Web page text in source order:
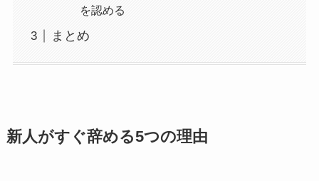
を認める
まとめ
新人がすぐ辞める5つの理由